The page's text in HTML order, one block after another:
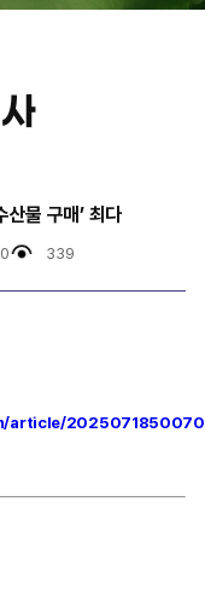
물 구매’ 최다
339
article/